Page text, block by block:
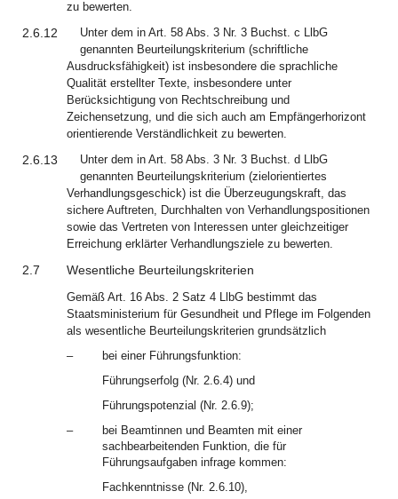
zu bewerten.
2.6.12
Unter dem in Art. 58 Abs. 3 Nr. 3 Buchst. c LlbG
genannten Beurteilungskriterium (schriftliche
Ausdrucksfähigkeit) ist insbesondere die sprachliche
Qualität erstellter Texte, insbesondere unter
Berücksichtigung von Rechtschreibung und
Zeichensetzung, und die sich auch am Empfängerhorizont
orientierende Verständlichkeit zu bewerten.
2.6.13
Unter dem in Art. 58 Abs. 3 Nr. 3 Buchst. d LlbG
genannten Beurteilungskriterium (zielorientiertes
Verhandlungsgeschick) ist die Überzeugungskraft, das
sichere Auftreten, Durchhalten von Verhandlungspositionen
sowie das Vertreten von Interessen unter gleichzeitiger
Erreichung erklärter Verhandlungsziele zu bewerten.
2.7 Wesentliche Beurteilungskriterien
Gemäß Art. 16 Abs. 2 Satz 4 LlbG bestimmt das
Staatsministerium für Gesundheit und Pflege im Folgenden
als wesentliche Beurteilungskriterien grundsätzlich
–
bei einer Führungsfunktion:
Führungserfolg (Nr. 2.6.4) und
Führungspotenzial (Nr. 2.6.9);
–
bei Beamtinnen und Beamten mit einer
sachbearbeitenden Funktion, die für
Führungsaufgaben infrage kommen:
Fachkenntnisse (Nr. 2.6.10),